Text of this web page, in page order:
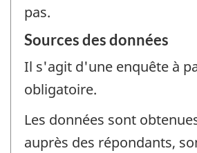
pas.
Sources des données
Il s'agit d'une enquête à
obligatoire.
Les données sont
auprès des répondants,